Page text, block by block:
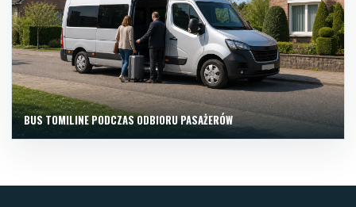
BUS TOMILINE PODCZAS ODBIORU PASAŻERÓW